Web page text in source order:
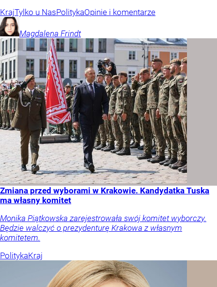
KrajTylko u NasPolitykaOpinie i komentarze
Magdalena Frindt
Zmiana przed wyborami w Krakowie. Kandydatka Tuska
ma własny komitet
Monika Piątkowska zarejestrowała swój komitet wyborczy.
Będzie walczyć o prezydenturę Krakowa z własnym
komitetem.
PolitykaKraj